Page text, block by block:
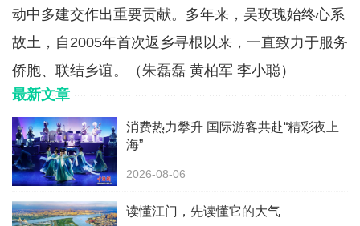
动中多建交作出重要贡献。多年来，吴玫瑰始终心系
故土，自2005年首次返乡寻根以来，一直致力于服务
侨胞、联结乡谊。（朱磊磊 黄柏军 李小聪）
最新文章
消费热力攀升 国际游客共赴“精彩夜上
海”
2026-08-06
读懂江门，先读懂它的大气